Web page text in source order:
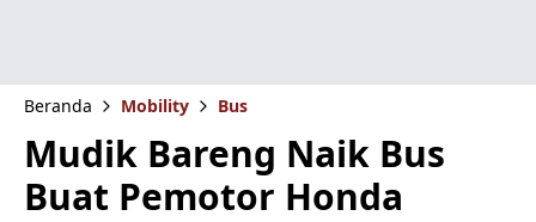
Beranda Mobility Bus
Mudik Bareng Naik Bus
Buat Pemotor Honda